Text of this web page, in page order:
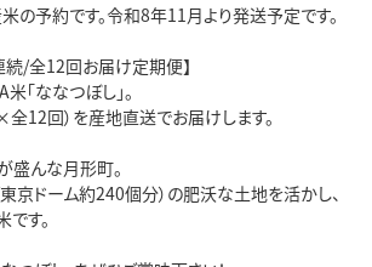
の予約です。令和8年11月より発送予定です。
続/全12回お届け定期便】
「ななつぼし」。
12回）を産地直送でお届けします。
盛んな月形町。
京ドーム約240個分）の肥沃な土地を活かし、
す。